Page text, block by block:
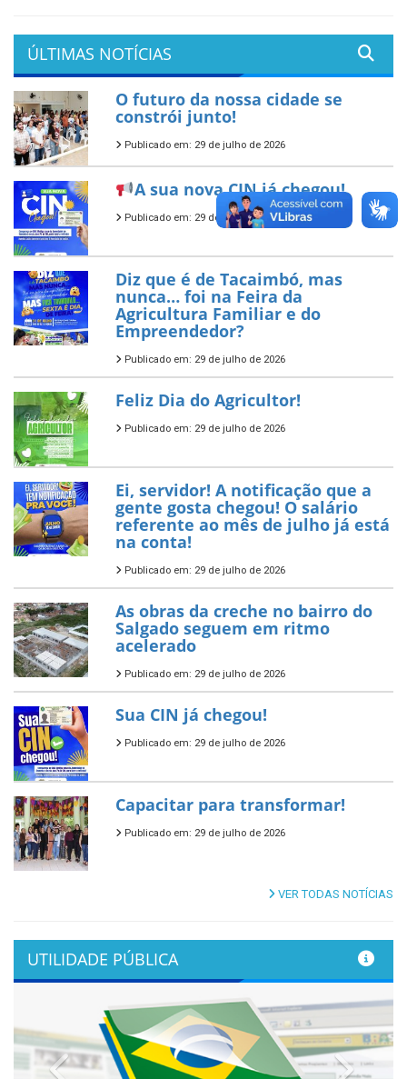
ÚLTIMAS NOTÍCIAS
O futuro da nossa cidade se
constrói junto!
Publicado em: 29 de julho de 2026
A sua nova CIN já chegou!
Publicado em: 29 de julho de 2026
Diz que é de Tacaimbó, mas
nunca… foi na Feira da
Agricultura Familiar e do
Empreendedor?
Publicado em: 29 de julho de 2026
Feliz Dia do Agricultor!
Publicado em: 29 de julho de 2026
Ei, servidor! A notificação que a
gente gosta chegou! O salário
referente ao mês de julho já está
na conta!
Publicado em: 29 de julho de 2026
As obras da creche no bairro do
Salgado seguem em ritmo
acelerado
Publicado em: 29 de julho de 2026
Sua CIN já chegou!
Publicado em: 29 de julho de 2026
Capacitar para transformar!
Publicado em: 29 de julho de 2026
VER TODAS NOTÍCIAS
UTILIDADE PÚBLICA
Previous Next